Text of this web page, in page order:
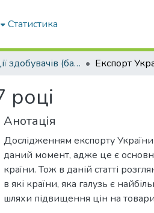
Статистика
Публікації здобувачів (бакалаврів. магістрів, аспірантів)
році
Анотація
Дослідженням експорту
даний момент, адже це є
країни. Тож в даній статті
в які країни, яка галузь є
шляхи підвищення цін на